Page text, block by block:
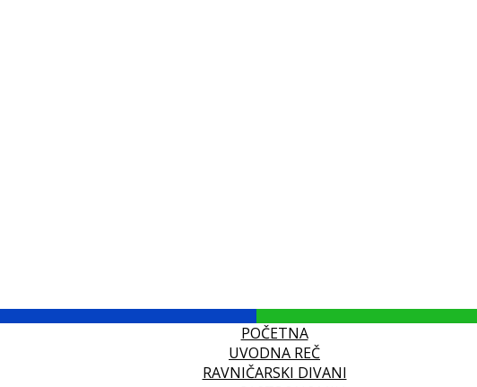
POČETNA
UVODNA REČ
RAVNIČARSKI DIVANI